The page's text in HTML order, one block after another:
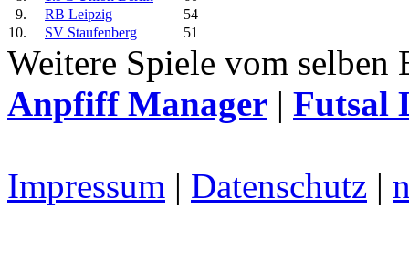
9.
RB Leipzig
54
10.
SV Staufenberg 51
Weitere Spiele vom
Anpfiff Manager | Futsal
Impressum | Datenschutz |